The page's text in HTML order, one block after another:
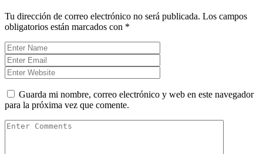
Tu dirección de correo electrónico no será publicada. Los campos
obligatorios están marcados con *
Guarda mi nombre, correo electrónico y web en este navegador
para la próxima vez que comente.